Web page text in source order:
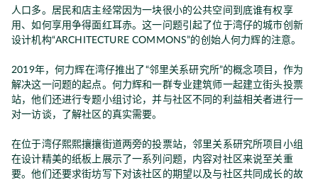
人口多。居民和店主经常因为一块很小的公共空间到底谁有权享
用、如何享用争得面红耳赤。这一问题引起了位于湾仔的城市创新
设计机构“ARCHITECTURE COMMONS”的创始人何力辉的注意。
2019年，何力辉在湾仔推出了“邻里关系研究所”的概念项目，作为
解决这一问题的起点。何力辉和一群专业建筑师一起建立街头投票
站，他们还进行专题小组讨论，并与社区不同的利益相关者进行一
对一访谈，了解社区的真实需要。
在位于湾仔熙熙攘攘街道两旁的投票站，邻里关系研究所项目小组
在设计精美的纸板上展示了一系列问题，内容对社区来说至关重
要。他们还要求街坊写下对该社区的期望以及与社区共同成长的故